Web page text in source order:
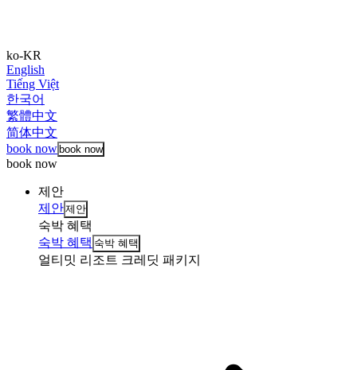
ko-KR
English
Tiếng Việt
한국어
繁體中文
简体中文
book nowbook now
book now
제안
제안제안
숙박 혜택
숙박 혜택 숙박 혜택
얼티밋 리조트 크레딧 패키지